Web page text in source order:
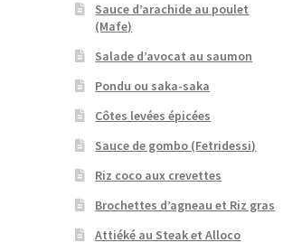
Sauce d’arachide au poulet
(Mafe)
Salade d’avocat au saumon
Pondu ou saka-saka
Côtes levées épicées
Sauce de gombo (Fetridessi)
Riz coco aux crevettes
Brochettes d’agneau et Riz gras
Attiéké au Steak et Alloco